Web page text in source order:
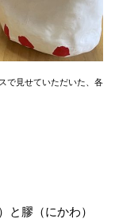
で見せていただいた、各
と膠（にかわ）